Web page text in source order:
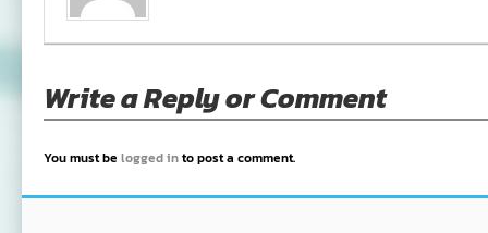
Write a Reply or Comment
You must be logged into post a comment.